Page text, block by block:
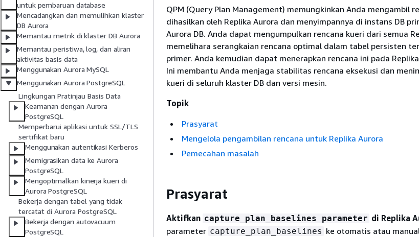
untuk pembaruan database
Mencadangkan dan memulihkan klaster
DB Aurora
Memantau metrik di klaster DB Aurora
Memantau peristiwa, log, dan aliran
aktivitas basis data
Menggunakan Aurora MySQL
Menggunakan Aurora PostgreSQL
Lingkungan Pratinjau Basis Data
Keamanan dengan Aurora
PostgreSQL
Memperbarui aplikasi untuk SSL/TLS
sertifikat baru
Menggunakan autentikasi Kerberos
Memigrasikan data ke Aurora
PostgreSQL
Mengoptimalkan kinerja kueri di
Aurora PostgreSQL
Bekerja dengan tabel yang tidak
tercatat di Aurora PostgreSQL
Bekerja dengan autovacuum
PostgreSQL
QPM (Query Plan Management) memungkinkan Anda mengambil
dihasilkan oleh Replika Aurora dan menyimpannya di instans DB
Aurora DB. Anda dapat mengumpulkan rencana kueri dari semua
memelihara serangkaian rencana optimal dalam tabel persisten
primer. Anda kemudian dapat menerapkan rencana ini pada
Ini membantu Anda menjaga stabilitas rencana eksekusi dan
kueri di seluruh klaster DB dan versi mesin.
Topik
Prasyarat
Mengelola pengambilan rencana untuk Replika Aurora
Pemecahan masalah
Prasyarat
Aktifkan capture_plan_baselines parameter di Replika
parameter capture_plan_baselines ke otomatis atau